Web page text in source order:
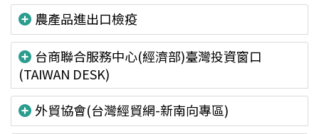
農產品進出口檢疫
台商聯合服務中心(經濟部)臺灣投資窗口
(TAIWAN DESK)
外貿協會(台灣經貿網-新南向專區)